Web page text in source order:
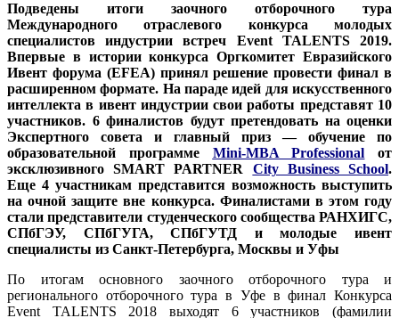
Подведены итоги заочного отборочного тура
Международного отраслевого конкурса молодых
специалистов индустрии встреч Event TALENTS 2019.
Впервые в истории конкурса Оргкомитет Евразийского
Ивент форума (EFEA) принял решение провести финал в
расширенном формате. На параде идей для искусственного
интеллекта в ивент индустрии свои работы представят 10
участников. 6 финалистов будут претендовать на оценки
Экспертного совета и главный приз — обучение по
образовательной программе Mini-MBA Professional от
эксклюзивного SMART PARTNER City Business School.
Еще 4 участникам представится возможность выступить
на очной защите вне конкурса. Финалистами в этом году
стали представители студенческого сообщества РАНХИГС,
СПбГЭУ, СПбГУГА, СПбГУТД и молодые ивент
специалисты из Санкт-Петербурга, Москвы и Уфы
По итогам основного заочного отборочного тура и
регионального отборочного тура в Уфе в финал Конкурса
Event TALENTS 2018 выходят 6 участников (фамилии